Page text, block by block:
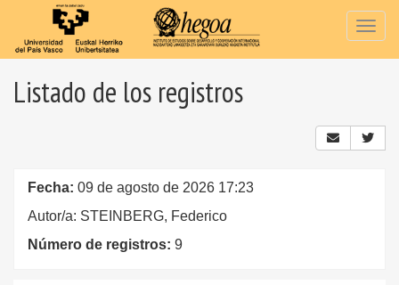
Listado de los registros
Fecha: 09 de agosto de 2026 17:23
Autor/a: STEINBERG, Federico
Número de registros: 9